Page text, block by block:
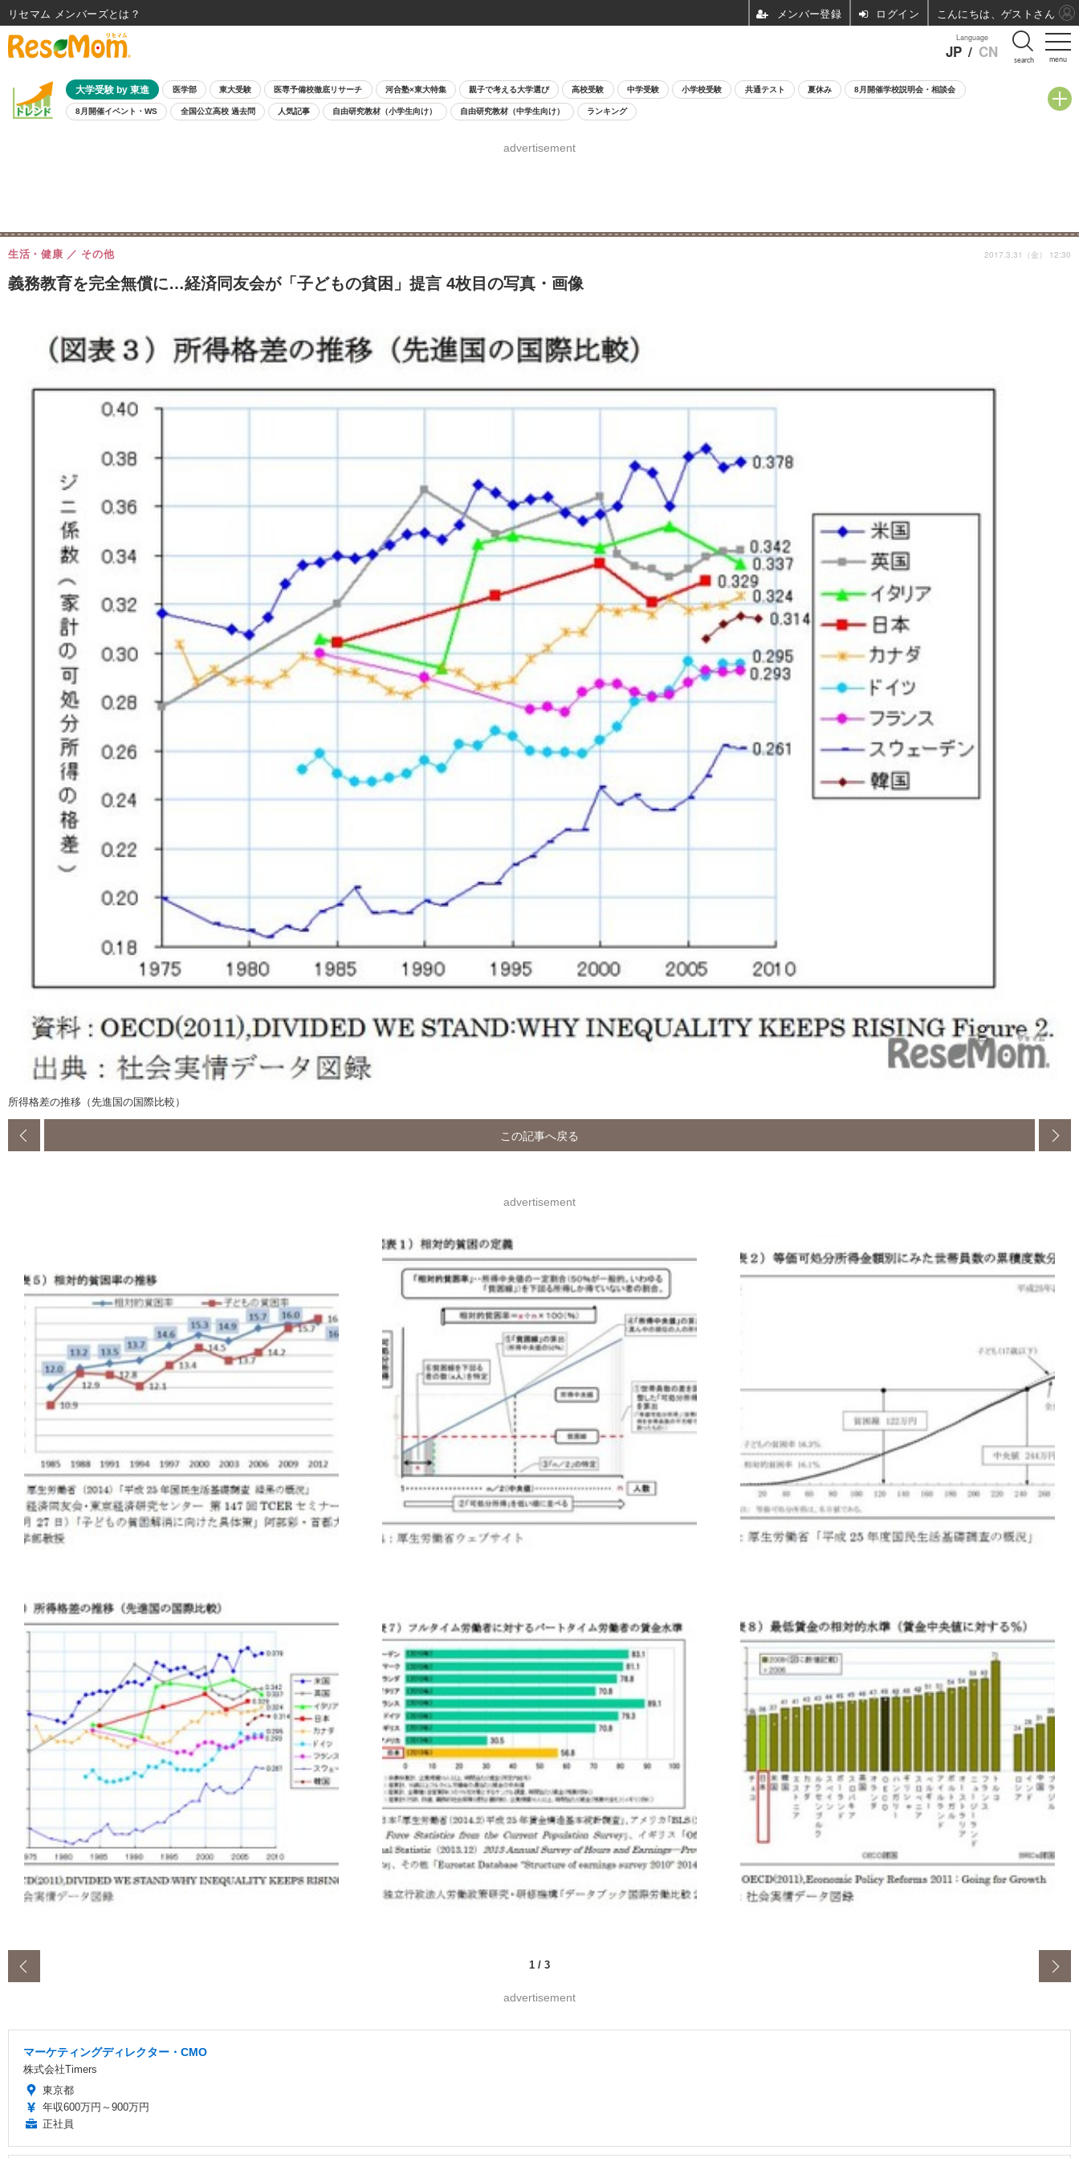
menu
Language
JP / CN search
大学受験 by 東進 医学部 東大受験 医専予備校徹底リサーチ 河合塾×東大特集 親子で考える大学選び 高校受験 中学受験 小学校受験 共通テスト 夏休み 8月開催学校説明会・相談会
8月開催イベント・WS 全国公立高校 過去問 人気記事 自由研究教材（小学生向け） 自由研究教材（中学生向け） ランキング
advertisement
義務教育を完全無償に…経済同友会が「子どもの貧困」提言 4枚目の写真・画像
生活・健康 その他 2017.3.31（金） 12:30
所得格差の推移（先進国の国際比較）
この記事へ戻る
advertisement
1 / 3
advertisement
マーケティングディレクター・CMO
株式会社Timers
東京都
年収600万円～900万円
正社員
リセマム メンバーズ ログイン こんにちは、ゲストさん